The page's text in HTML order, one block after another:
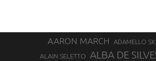
AARON MARCH ADAMELLO
ALAIN SELETTO ALBA DE